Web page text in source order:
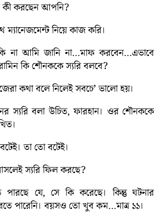
করছেন আপনি?
নিয়ে কাজ করি।
না আমি জানি না…মাফ করবেন…এভাবে
কি শৌনককে স্যরি বলবে?
কথা বলে নিলেই সবচে’ ভালো হয়।
স্যরি বলা উচিত, ফারহান। ওর শৌনককে
তা তো বটেই।
স্যরি ফিল করছে?
যে, সে কি করেছে। কিন্তু ঘটনার
পারেনি। বয়সও তো খুব কম…মাত্র ১১।